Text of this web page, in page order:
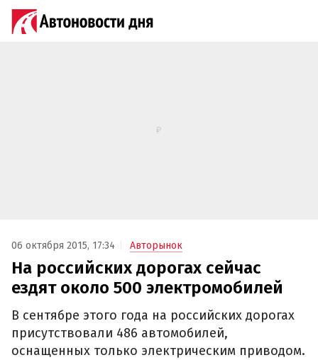
06 октября 2015, 17:34 Авторынок
На российских дорогах сейчас
ездят около 500 электромобилей
В сентябре этого года на российских дорогах
присутствовали 486 автомобилей,
оснащенных только электрическим приводом.